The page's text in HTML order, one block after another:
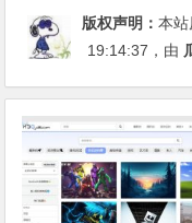
版权声明：本
19:14:37 ，由